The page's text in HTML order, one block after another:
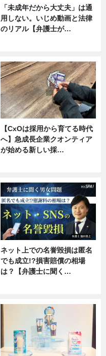
「未成年だから大丈夫」は通
用しない。いじめ動画と法律
のリアル【弁護士が…
【CxOは採用から育てる時代
へ】急成長企業クオンティア
が始める新しい採…
ネット上での名誉毀損は匿名
でも成立!?損害賠償の相場
は？【弁護士に聞く…